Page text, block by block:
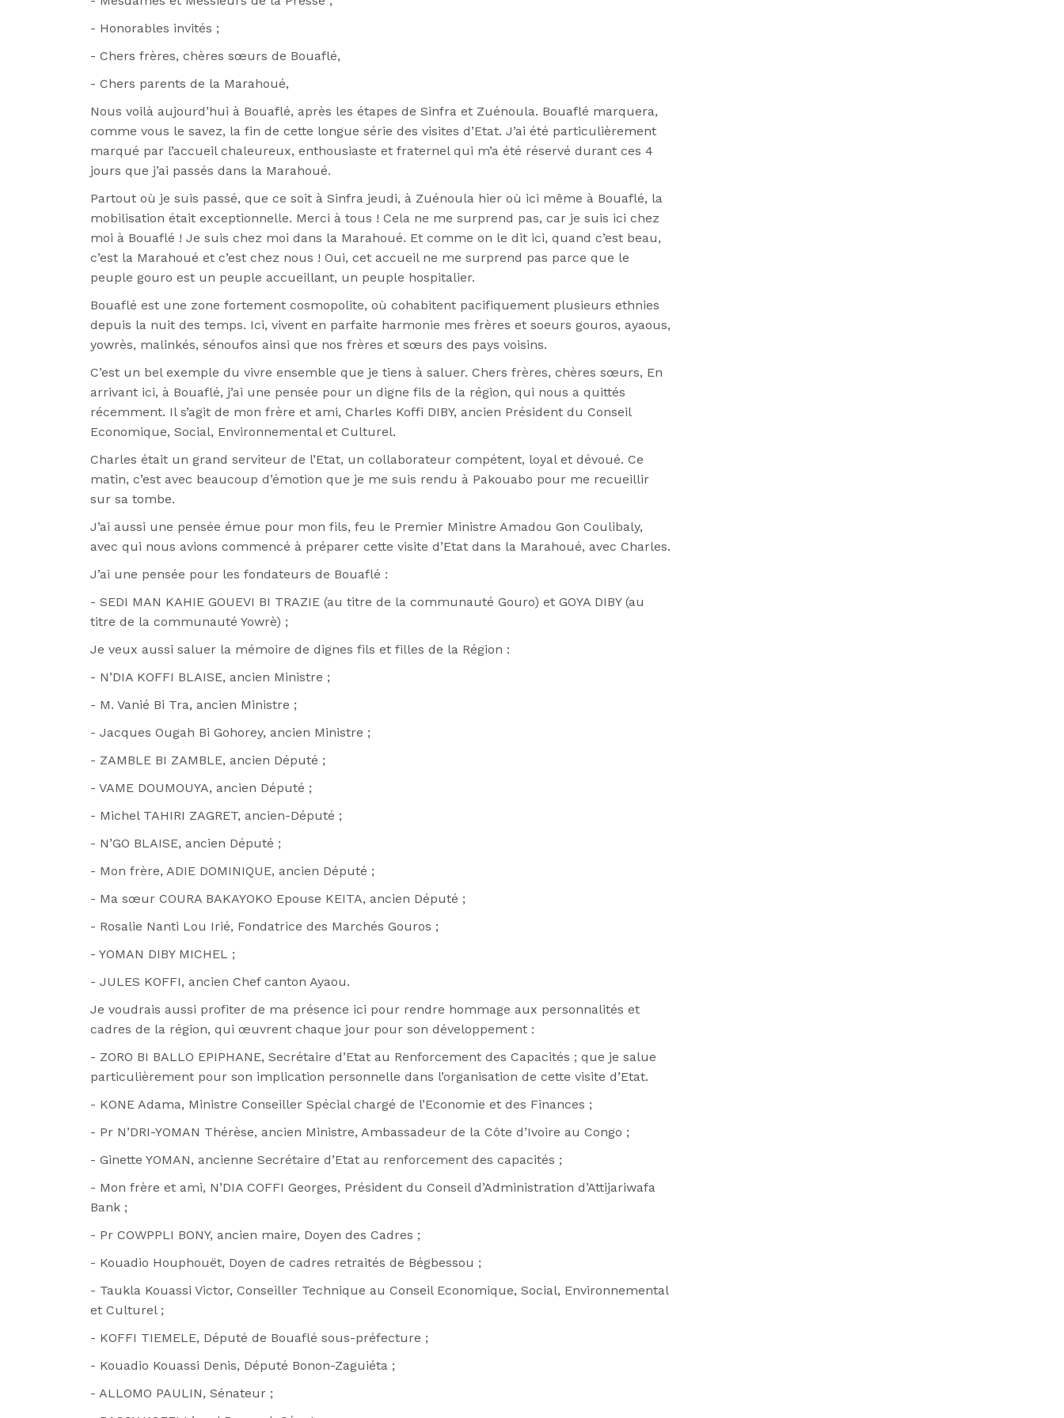
- Honorables invités ;
- Chers frères, chères sœurs de Bouaflé,
- Chers parents de la Marahoué,
Nous voilà aujourd’hui à Bouaflé, après les étapes de Sinfra et Zuénoula. Bouaflé marquera,
comme vous le savez, la fin de cette longue série des visites d’Etat. J’ai été particulièrement
marqué par l’accueil chaleureux, enthousiaste et fraternel qui m’a été réservé durant ces 4
jours que j’ai passés dans la Marahoué.
Partout où je suis passé, que ce soit à Sinfra jeudi, à Zuénoula hier où ici même à Bouaflé, la
mobilisation était exceptionnelle. Merci à tous ! Cela ne me surprend pas, car je suis ici chez
moi à Bouaflé ! Je suis chez moi dans la Marahoué. Et comme on le dit ici, quand c’est beau,
c’est la Marahoué et c’est chez nous ! Oui, cet accueil ne me surprend pas parce que le
peuple gouro est un peuple accueillant, un peuple hospitalier.
Bouaflé est une zone fortement cosmopolite, où cohabitent pacifiquement plusieurs ethnies
depuis la nuit des temps. Ici, vivent en parfaite harmonie mes frères et soeurs gouros, ayaous,
yowrès, malinkés, sénoufos ainsi que nos frères et sœurs des pays voisins.
C’est un bel exemple du vivre ensemble que je tiens à saluer. Chers frères, chères sœurs, En
arrivant ici, à Bouaflé, j’ai une pensée pour un digne fils de la région, qui nous a quittés
récemment. Il s’agit de mon frère et ami, Charles Koffi DIBY, ancien Président du Conseil
Economique, Social, Environnemental et Culturel.
Charles était un grand serviteur de l’Etat, un collaborateur compétent, loyal et dévoué. Ce
matin, c’est avec beaucoup d’émotion que je me suis rendu à Pakouabo pour me recueillir
sur sa tombe.
J’ai aussi une pensée émue pour mon fils, feu le Premier Ministre Amadou Gon Coulibaly,
avec qui nous avions commencé à préparer cette visite d’Etat dans la Marahoué, avec Charles.
J’ai une pensée pour les fondateurs de Bouaflé :
- SEDI MAN KAHIE GOUEVI BI TRAZIE (au titre de la communauté Gouro) et GOYA DIBY (au
titre de la communauté Yowrè) ;
Je veux aussi saluer la mémoire de dignes fils et filles de la Région :
- N’DIA KOFFI BLAISE, ancien Ministre ;
- M. Vanié Bi Tra, ancien Ministre ;
- Jacques Ougah Bi Gohorey, ancien Ministre ;
- ZAMBLE BI ZAMBLE, ancien Député ;
- VAME DOUMOUYA, ancien Député ;
- Michel TAHIRI ZAGRET, ancien-Député ;
- N’GO BLAISE, ancien Député ;
- Mon frère, ADIE DOMINIQUE, ancien Député ;
- Ma sœur COURA BAKAYOKO Epouse KEITA, ancien Député ;
- Rosalie Nanti Lou Irié, Fondatrice des Marchés Gouros ;
- YOMAN DIBY MICHEL ;
- JULES KOFFI, ancien Chef canton Ayaou.
Je voudrais aussi profiter de ma présence ici pour rendre hommage aux personnalités et
cadres de la région, qui œuvrent chaque jour pour son développement :
- ZORO BI BALLO EPIPHANE, Secrétaire d’Etat au Renforcement des Capacités ; que je salue
particulièrement pour son implication personnelle dans l’organisation de cette visite d’Etat.
- KONE Adama, Ministre Conseiller Spécial chargé de l’Economie et des Finances ;
- Pr N’DRI-YOMAN Thérèse, ancien Ministre, Ambassadeur de la Côte d’Ivoire au Congo ;
- Ginette YOMAN, ancienne Secrétaire d’Etat au renforcement des capacités ;
- Mon frère et ami, N’DIA COFFI Georges, Président du Conseil d’Administration d’Attijariwafa
Bank ;
- Pr COWPPLI BONY, ancien maire, Doyen des Cadres ;
- Kouadio Houphouët, Doyen de cadres retraités de Bégbessou ;
- Taukla Kouassi Victor, Conseiller Technique au Conseil Economique, Social, Environnemental
et Culturel ;
- KOFFI TIEMELE, Député de Bouaflé sous-préfecture ;
- Kouadio Kouassi Denis, Député Bonon-Zaguiéta ;
- ALLOMO PAULIN, Sénateur ;